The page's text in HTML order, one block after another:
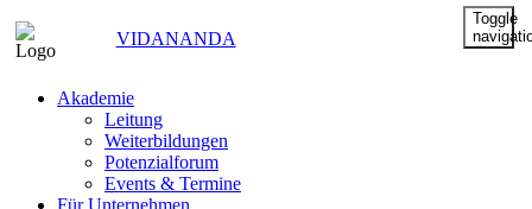
VIDANANDA
Toggle
Akademie
Leitung
Weiterbildungen
Potenzialforum
Events & Termine
Für Unternehmen